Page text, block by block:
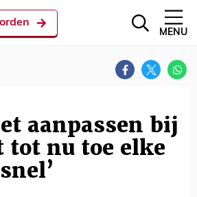
MENU
aanpassen bij
tot nu toe elke